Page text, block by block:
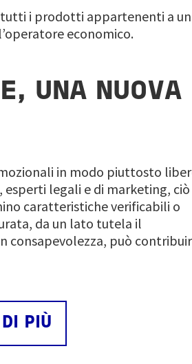
tutti i prodotti appartenenti a
economico.
UNA NUOVA
in modo piuttosto
legali e di marketing, ciò
caratteristiche verificabili o
da un lato tutela il
consapevolezza, può
PIÙ